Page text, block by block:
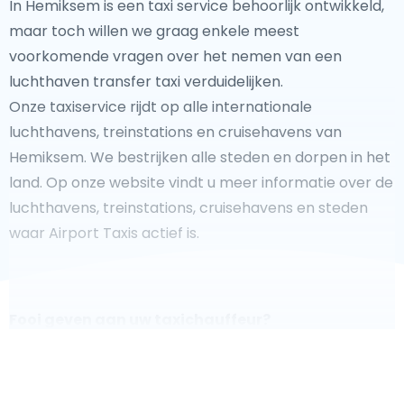
In Hemiksem is een taxi service behoorlijk ontwikkeld,
maar toch willen we graag enkele meest
voorkomende vragen over het nemen van een
luchthaven transfer taxi verduidelijken.
Onze taxiservice rijdt op alle internationale
luchthavens, treinstations en cruisehavens van
Hemiksem. We bestrijken alle steden en dorpen in het
land. Op onze website vindt u meer informatie over de
luchthavens, treinstations, cruisehavens en steden
waar Airport Taxis actief is.